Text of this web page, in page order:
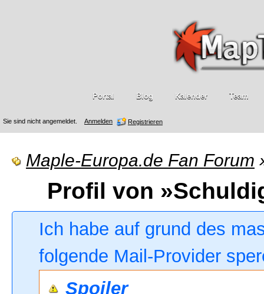
Sie sind nicht angemeldet. Anmelden Registrieren
Portal Blog Kalender Team
Maple-Europa.de Fan Forum
Profil von
Ich habe auf grund des
folgende Mail-Provider
Spoiler